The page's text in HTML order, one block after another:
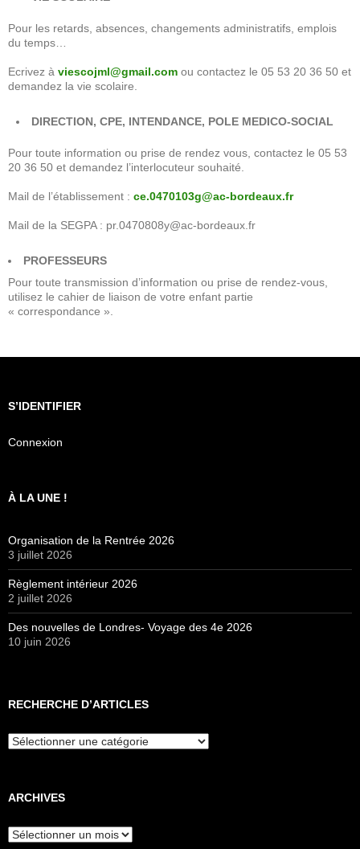
Pour les retards, absences, changements administratifs, emplois
du temps…
Ecrivez à viescojml@gmail.com ou contactez le 05 53 20 36 50 et
demandez la vie scolaire.
DIRECTION, CPE, INTENDANCE, POLE MEDICO-SOCIAL
Pour toute information ou prise de rendez vous, contactez le 05 53
20 36 50 et demandez l’interlocuteur souhaité.
Mail de l’établissement : ce.0470103g@ac-bordeaux.fr
Mail de la SEGPA : pr.0470808y@ac-bordeaux.fr
PROFESSEURS
Pour toute transmission d’information ou prise de rendez-vous,
utilisez le cahier de liaison de votre enfant partie
« correspondance ».
S’IDENTIFIER
Connexion
À LA UNE !
Organisation de la Rentrée 2026
3 juillet 2026
Règlement intérieur 2026
2 juillet 2026
Des nouvelles de Londres- Voyage des 4e 2026
10 juin 2026
RECHERCHE D’ARTICLES
Recherche
ARCHIVES
Archives